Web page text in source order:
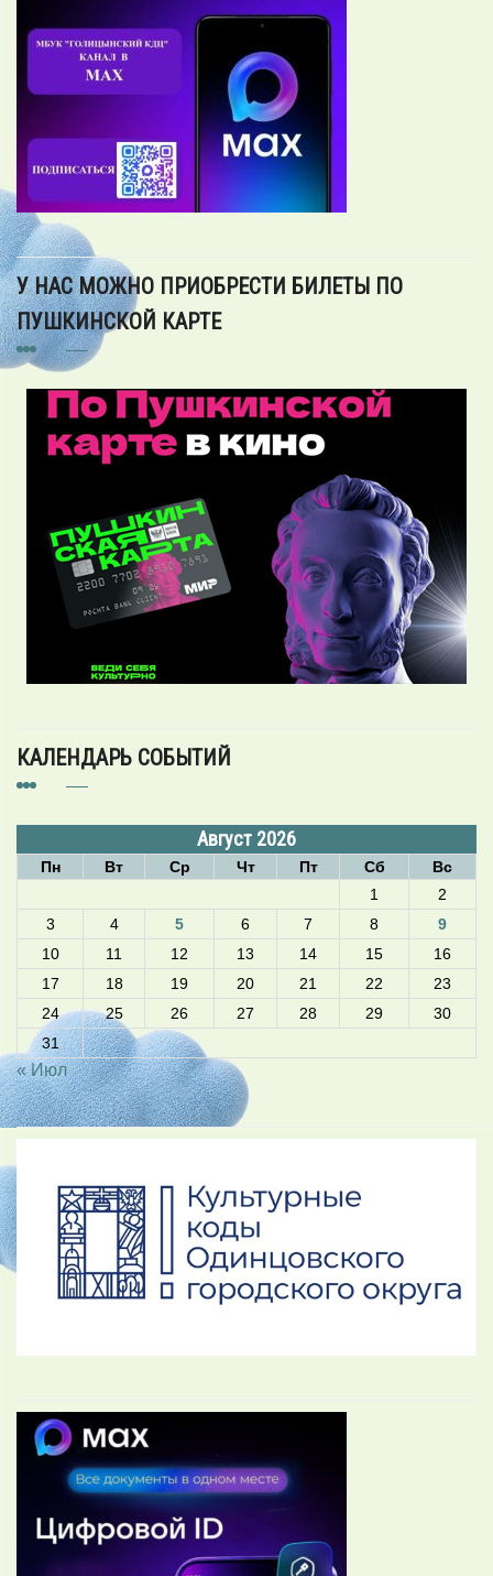
У НАС МОЖНО ПРИОБРЕСТИ БИЛЕТЫ ПО
ПУШКИНСКОЙ КАРТЕ
КАЛЕНДАРЬ СОБЫТИЙ
Август 2026
Пн Вт Ср Чт Пт Сб
Вс
1
2
3
4 5 6 7 8
9
10
11 12 13 14 15
16
17
18 19 20 21 22
23
24
25 26 27 28 29
30
31
« Июл